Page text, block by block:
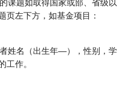
课题如取得国家或部、省级以
页左下方，如基金项目：
姓名（出生年—），性别，学
工作。